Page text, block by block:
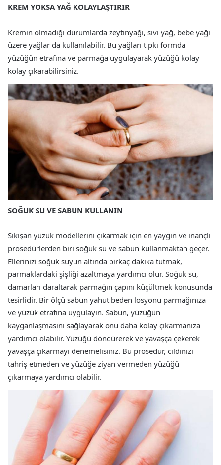
KREM YOKSA YAĞ KOLAYLAŞTIRIR
Kremin olmadığı durumlarda zeytinyağı, sıvı yağ, bebe yağı
üzere yağlar da kullanılabilir. Bu yağları tıpkı formda
yüzüğün etrafına ve parmağa uygulayarak yüzüğü kolay
kolay çıkarabilirsiniz.
SOĞUK SU VE SABUN KULLANIN
Sıkışan yüzük modellerini çıkarmak için en yaygın ve inançlı
prosedürlerden biri soğuk su ve sabun kullanmaktan geçer.
Ellerinizi soğuk suyun altında birkaç dakika tutmak,
parmaklardaki şişliği azaltmaya yardımcı olur. Soğuk su,
damarları daraltarak parmağın çapını küçültmek konusunda
tesirlidir. Bir ölçü sabun yahut beden losyonu parmağınıza
ve yüzük etrafına uygulayın. Sabun, yüzüğün
kayganlaşmasını sağlayarak onu daha kolay çıkarmanıza
yardımcı olabilir. Yüzüğü döndürerek ve yavaşça çekerek
yavaşça çıkarmayı denemelisiniz. Bu prosedür, cildinizi
tahriş etmeden ve yüzüğe ziyan vermeden yüzüğü
çıkarmaya yardımcı olabilir.